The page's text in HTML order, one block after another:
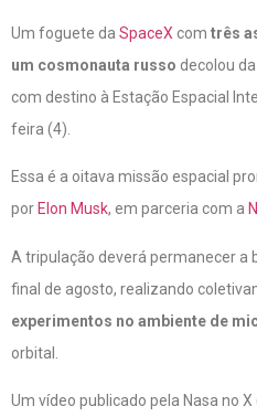
Um foguete da SpaceX com três
um cosmonauta russo decolou
com destino à Estação Espacial
feira (4).
Essa é a oitava missão espacial
por Elon Musk, em parceria com a
A tripulação deverá permanecer a
final de agosto, realizando
experimentos no ambiente de
orbital.
Um vídeo publicado pela Nasa no